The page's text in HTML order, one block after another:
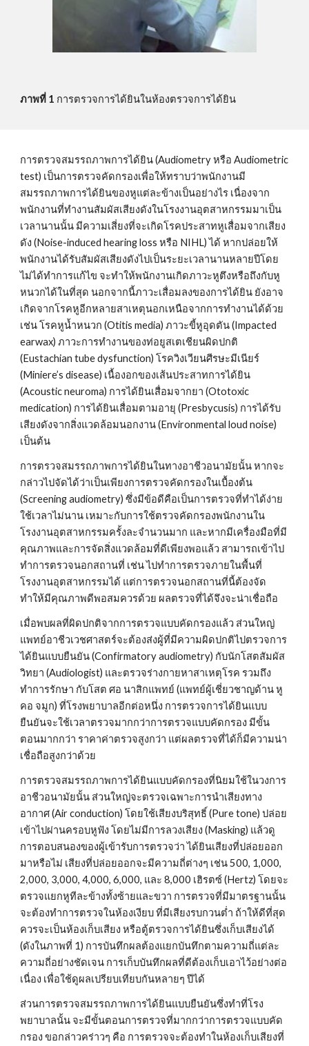
ภาพที่ 1 การตรวจการได้ยินในห้องตรวจการได้ยิน
การตรวจสมรรถภาพการได้ยิน (Audiometry หรือ Audiometric
test) เป็นการตรวจคัดกรองเพื่อให้ทราบว่าพนักงานมี
สมรรถภาพการได้ยินของหูแต่ละข้างเป็นอย่างไร เนื่องจาก
พนักงานที่ทำงานสัมผัสเสียงดังในโรงงานอุตสาหกรรมมาเป็น
เวลานานนั้น มีความเสี่ยงที่จะเกิดโรคประสาทหูเสื่อมจากเสียง
ดัง (Noise-induced hearing loss หรือ NIHL) ได้ หากปล่อยให้
พนักงานได้รับสัมผัสเสียงดังไปเป็นระยะเวลานานหลายปีโดย
ไม่ได้ทำการแก้ไข จะทำให้พนักงานเกิดภาวะหูตึงหรือถึงกับหู
หนวกได้ในที่สุด นอกจากนี้ภาวะเสื่อมลงของการได้ยิน ยังอาจ
เกิดจากโรคหูอีกหลายสาเหตุนอกเหนือจากการทำงานได้ด้วย
เช่น โรคหูน้ำหนวก (Otitis media) ภาวะขี้หูอุดตัน (Impacted
earwax) ภาวะการทำงานของท่อยูสเตเชียนผิดปกติ
(Eustachian tube dysfunction) โรควิงเวียนศีรษะมีเนียร์
(Miniere’s disease) เนื้องอกของเส้นประสาทการได้ยิน
(Acoustic neuroma) การได้ยินเสื่อมจากยา (Ototoxic
medication) การได้ยินเสื่อมตามอายุ (Presbycusis) การได้รับ
เสียงดังจากสิ่งแวดล้อมนอกงาน (Environmental loud noise)
เป็นต้น
การตรวจสมรรถภาพการได้ยินในทางอาชีวอนามัยนั้น หากจะ
กล่าวไปจัดได้ว่าเป็นเพียงการตรวจคัดกรองในเบื้องต้น
(Screening audiometry) ซึ่งมีข้อดีคือเป็นการตรวจที่ทำได้ง่าย
ใช้เวลาไม่นาน เหมาะกับการใช้ตรวจคัดกรองพนักงานใน
โรงงานอุตสาหกรรมครั้งละจำนวนมาก และหากมีเครื่องมือที่มี
คุณภาพและการจัดสิ่งแวดล้อมที่ดีเพียงพอแล้ว สามารถเข้าไป
ทำการตรวจนอกสถานที่ เช่น ไปทำการตรวจภายในพื้นที่
โรงงานอุตสาหกรรมได้ แต่การตรวจนอกสถานที่นี้ต้องจัด
ทำให้มีคุณภาพดีพอสมควรด้วย ผลตรวจที่ได้จึงจะน่าเชื่อถือ
เมื่อพบผลที่ผิดปกติจากการตรวจแบบคัดกรองแล้ว ส่วนใหญ่
แพทย์อาชีวเวชศาสตร์จะต้องส่งผู้ที่มีความผิดปกติไปตรวจการ
ได้ยินแบบยืนยัน (Confirmatory audiometry) กับนักโสตสัมผัส
วิทยา (Audiologist) และตรวจร่างกายหาสาเหตุโรค รวมถึง
ทำการรักษา กับโสต ศอ นาสิกแพทย์ (แพทย์ผู้เชี่ยวชาญด้าน หู
คอ จมูก) ที่โรงพยาบาลอีกต่อหนึ่ง การตรวจการได้ยินแบบ
ยืนยันจะใช้เวลาตรวจมากกว่าการตรวจแบบคัดกรอง มีขั้น
ตอนมากกว่า ราคาค่าตรวจสูงกว่า แต่ผลตรวจที่ได้ก็มีความน่า
เชื่อถือสูงกว่าด้วย
การตรวจสมรรถภาพการได้ยินแบบคัดกรองที่นิยมใช้ในวงการ
อาชีวอนามัยนั้น ส่วนใหญ่จะตรวจเฉพาะการนำเสียงทาง
อากาศ (Air conduction) โดยใช้เสียงบริสุทธิ์ (Pure tone) ปล่อย
เข้าไปผ่านครอบหูฟัง โดยไม่มีการลวงเสียง (Masking) แล้วดู
การตอบสนองของผู้เข้ารับการตรวจว่า ได้ยินเสียงที่ปล่อยออก
มาหรือไม่ เสียงที่ปล่อยออกจะมีความถี่ต่างๆ เช่น 500, 1,000,
2,000, 3,000, 4,000, 6,000, และ 8,000 เฮิรตซ์ (Hertz) โดยจะ
ตรวจแยกหูทีละข้างทั้งซ้ายและขวา การตรวจที่มีมาตรฐานนั้น
จะต้องทำการตรวจในห้องเงียบ ที่มีเสียงรบกวนต่ำ ถ้าให้ดีที่สุด
ควรจะเป็นห้องเก็บเสียง หรือตู้ตรวจการได้ยินซึ่งเก็บเสียงได้
(ดังในภาพที่ 1) การบันทึกผลต้องแยกบันทึกตามความถี่แต่ละ
ความถี่อย่างชัดเจน การเก็บบันทึกผลที่ดีต้องเก็บเอาไว้อย่างต่อ
เนื่อง เพื่อใช้ดูผลเปรียบเทียบกันหลายๆ ปีได้
ส่วนการตรวจสมรรถภาพการได้ยินแบบยืนยันซึ่งทำที่โรง
พยาบาลนั้น จะมีขั้นตอนการตรวจที่มากกว่าการตรวจแบบคัด
กรอง ขอกล่าวคร่าวๆ คือ การตรวจจะต้องทำในห้องเก็บเสียงที่